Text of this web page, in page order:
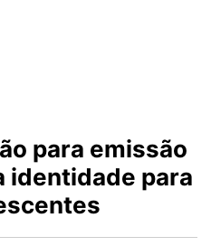
para emissão
identidade para